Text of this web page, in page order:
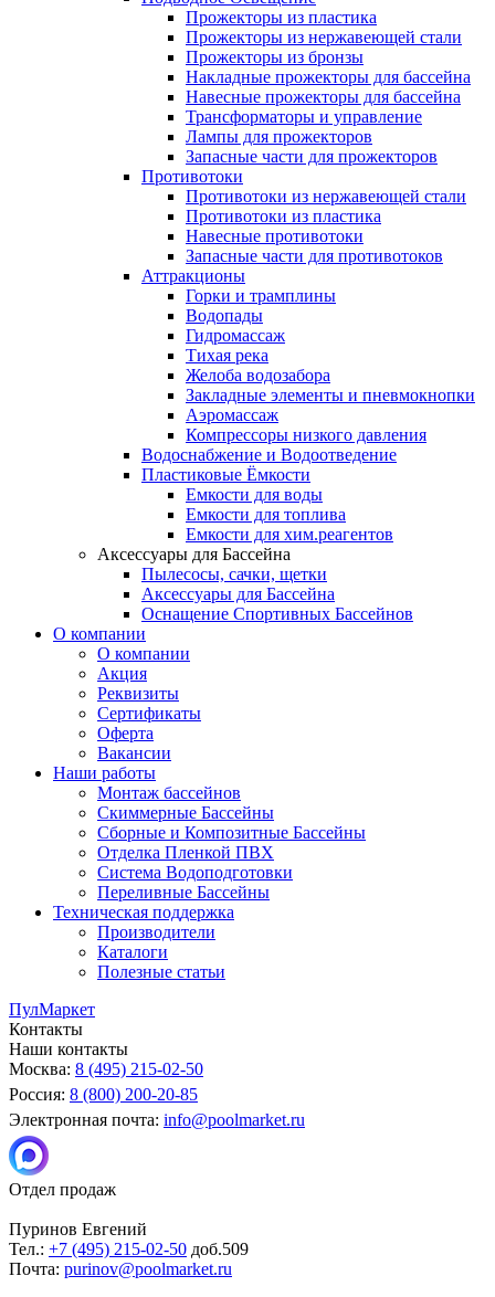
Прожекторы из пластика
Прожекторы из нержавеющей стали
Прожекторы из бронзы
Накладные прожекторы для бассейна
Навесные прожекторы для бассейна
Трансформаторы и управление
Лампы для прожекторов
Запасные части для прожекторов
Противотоки
Противотоки из нержавеющей стали
Противотоки из пластика
Навесные противотоки
Запасные части для противотоков
Аттракционы
Горки и трамплины
Водопады
Гидромассаж
Тихая река
Желоба водозабора
Закладные элементы и пневмокнопки
Аэромассаж
Компрессоры низкого давления
Водоснабжение и Водоотведение
Пластиковые Ёмкости
Емкости для воды
Емкости для топлива
Емкости для хим.реагентов
Аксессуары для Бассейна
Пылесосы, сачки, щетки
Аксессуары для Бассейна
Оснащение Спортивных Бассейнов
О компании
О компании
Акция
Реквизиты
Сертификаты
Оферта
Вакансии
Наши работы
Монтаж бассейнов
Скиммерные Бассейны
Сборные и Композитные Бассейны
Отделка Пленкой ПВХ
Система Водоподготовки
Переливные Бассейны
Техническая поддержка
Производители
Каталоги
Полезные статьи
ПулМаркет
Контакты
Наши контакты
Москва: 8 (495) 215-02-50
Россия: 8 (800) 200-20-85
Электронная почта: info@poolmarket.ru
Отдел продаж
Пуринов Евгений
Тел.: +7 (495) 215-02-50 доб.509
Почта: purinov@poolmarket.ru